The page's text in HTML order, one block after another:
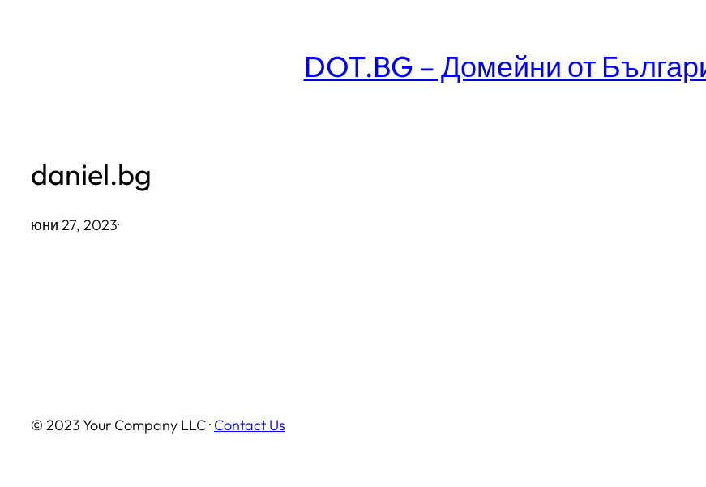
DOT.BG – Домейни от
daniel.bg
юни 27, 2023·
© 2023 Your Company LLC · Contact Us